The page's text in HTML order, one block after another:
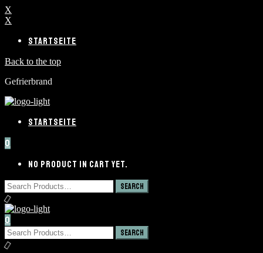
X
X
STARTSEITE
Back to the top
Gefrierbrand
STARTSEITE
0
NO PRODUCT IN CART YET.
0